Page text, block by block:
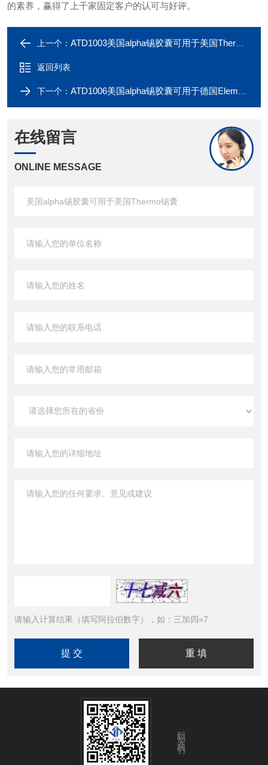
的素养，赢得了上千家固定客户的认可与好评。
上一个： ATD1003美国alpha锡胶囊可用于美国Thermo锡囊
返回列表
下一个： ATD1006美国alpha锡胶囊可用于德国Elementar锡囊
在线留言
ONLINE MESSAGE
请输入计算结果（填写阿拉伯数字），如：三加四=7
扫码关注我们